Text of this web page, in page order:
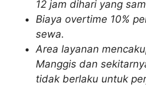
12 jam dihari yang
Biaya overtime 10%
sewa.
Area layanan
Manggis dan
tidak berlaku untuk